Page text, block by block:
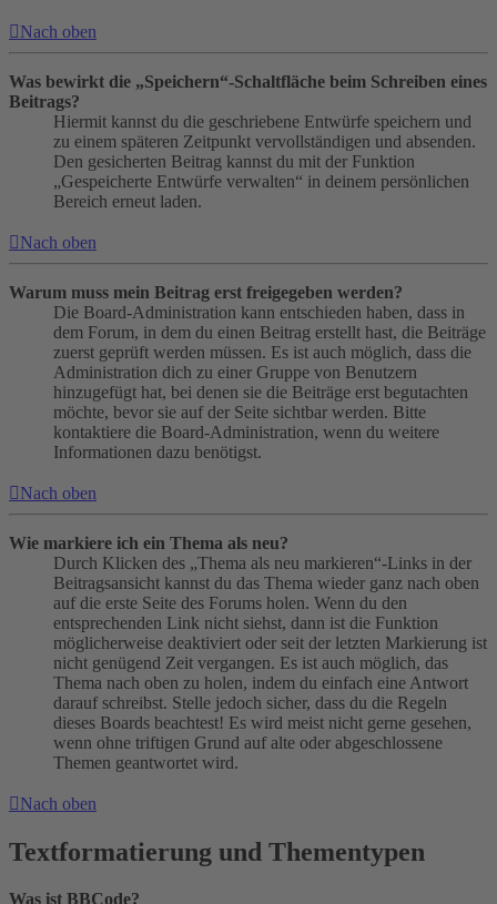
Nach oben
Was bewirkt die „Speichern“-Schaltfläche beim Schreiben eines
Beitrags?
Hiermit kannst du die geschriebene Entwürfe speichern und
zu einem späteren Zeitpunkt vervollständigen und absenden.
Den gesicherten Beitrag kannst du mit der Funktion
„Gespeicherte Entwürfe verwalten“ in deinem persönlichen
Bereich erneut laden.
Nach oben
Warum muss mein Beitrag erst freigegeben werden?
Die Board-Administration kann entschieden haben, dass in
dem Forum, in dem du einen Beitrag erstellt hast, die Beiträge
zuerst geprüft werden müssen. Es ist auch möglich, dass die
Administration dich zu einer Gruppe von Benutzern
hinzugefügt hat, bei denen sie die Beiträge erst begutachten
möchte, bevor sie auf der Seite sichtbar werden. Bitte
kontaktiere die Board-Administration, wenn du weitere
Informationen dazu benötigst.
Nach oben
Wie markiere ich ein Thema als neu?
Durch Klicken des „Thema als neu markieren“-Links in der
Beitragsansicht kannst du das Thema wieder ganz nach oben
auf die erste Seite des Forums holen. Wenn du den
entsprechenden Link nicht siehst, dann ist die Funktion
möglicherweise deaktiviert oder seit der letzten Markierung ist
nicht genügend Zeit vergangen. Es ist auch möglich, das
Thema nach oben zu holen, indem du einfach eine Antwort
darauf schreibst. Stelle jedoch sicher, dass du die Regeln
dieses Boards beachtest! Es wird meist nicht gerne gesehen,
wenn ohne triftigen Grund auf alte oder abgeschlossene
Themen geantwortet wird.
Nach oben
Textformatierung und Thementypen
Was ist BBCode?